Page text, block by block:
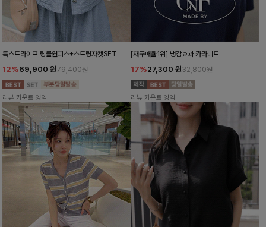
특스트라이프 링클원피스+스트링자켓SET
12%69,900 원79,400원
리뷰 카운트 영역
[재구매율1위] 냉감효과 카라니트
17%27,300 원32,800원
리뷰 카운트 영역